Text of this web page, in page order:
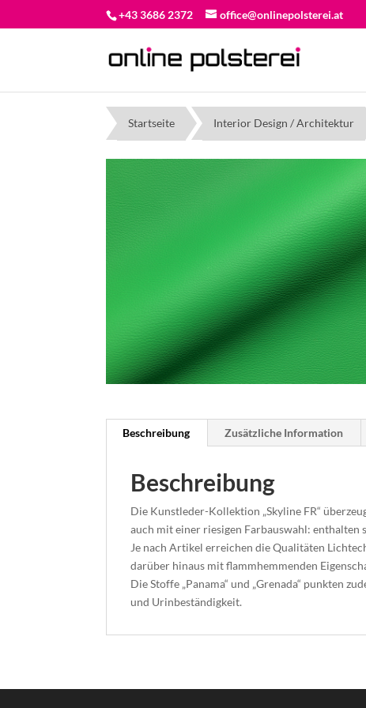
+43 3686 2372 office@onlinepolsterei.at
Startseite Interior Design / Architektur
Beschreibung Zusätzliche Information
Beschreibung
Die Kunstleder-Kollektion „Skyline FR“
auch mit einer riesigen Farbauswahl: enthalten
Je nach Artikel erreichen die Qualitäten
darüber hinaus mit flammhemmenden
Die Stoffe „Panama“ und „Grenada“ punkten
und Urinbeständigkeit.